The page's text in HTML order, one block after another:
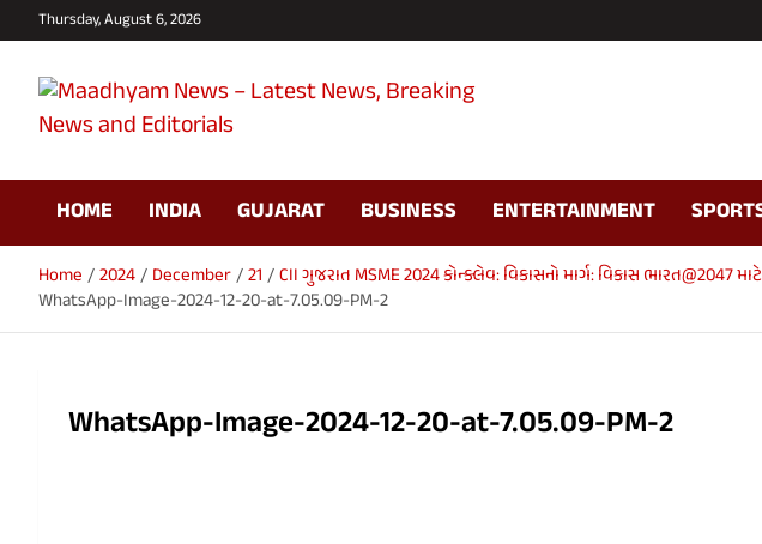
to
Thursday, August 6, 2026
Maadhyam News –
Latest News, Breaking
News and Editorials
HOME INDIA GUJARAT BUSINESS ENTERTAINMENT
Home 2024 December 21
CII ગુજરાત MSME 2024 કોન્ક્લેવ: વિકાસનો માર્ગ: વિકાસ
WhatsApp-Image-2024-12-20-at-7.05.09-PM-2
WhatsApp-Image-2024-12-20-at-7.05.09-PM-2